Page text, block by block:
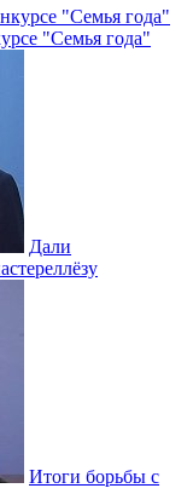
"Семья года"
Дали
Итоги борьбы с